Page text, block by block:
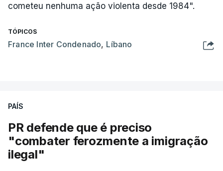
cometeu nenhuma ação violenta desde 1984".
TÓPICOS
France Inter Condenado, Líbano
PAÍS
PR defende que é preciso
"combater ferozmente a imigração
ilegal"